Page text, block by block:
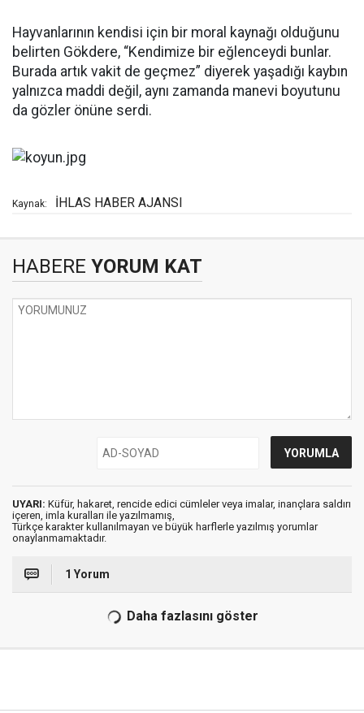
Hayvanlarının kendisi için bir moral kaynağı olduğunu
belirten Gökdere, “Kendimize bir eğlenceydi bunlar.
Burada artık vakit de geçmez” diyerek yaşadığı kaybın
yalnızca maddi değil, aynı zamanda manevi boyutunu
da gözler önüne serdi.
Kaynak: İHLAS HABER AJANSI
HABERE YORUM KAT
UYARI: Küfür, hakaret, rencide edici cümleler veya imalar, inançlara saldırı
içeren, imla kuralları ile yazılmamış,
Türkçe karakter kullanılmayan ve büyük harflerle yazılmış yorumlar
onaylanmamaktadır.
1 Yorum
Daha fazlasını göster